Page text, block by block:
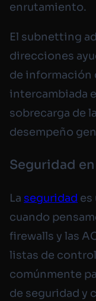
enrutamiento.
El subnetting
direcciones
de información
intercambiada
sobrecarga de
desempeño
Seguridad
La seguridad es
cuando
firewalls y las
listas de
comúnmente
de seguridad y